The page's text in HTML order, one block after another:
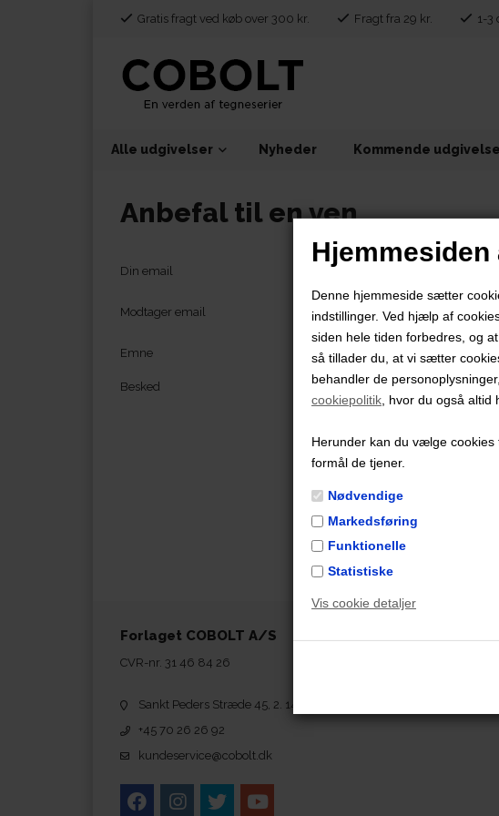
Denne hjemmeside sætter
indstillinger. Ved hjælp af
siden hele tiden forbedres, og
så tillader du, at vi sætter
behandler de
cookiepolitik , hvor du også
Herunder kan du vælge
formål de tjener.
Nødvendige
Markedsføring
Funktionelle
Statistiske
Vis cookie detaljer
Gratis fragt ved køb over 300 kr. Fragt fra 29 kr. 1-3
Alle udgivelser Nyheder Kommende
Anbefal til en ven
Din email
Modtager email
Emne
Besked
Forlaget COBOLT A/S
CVR-nr. 31 46 84 26
Sankt Peders Stræde 45, 2. 1453 København K
+45 70 26 26 92
kundeservice@cobolt.dk